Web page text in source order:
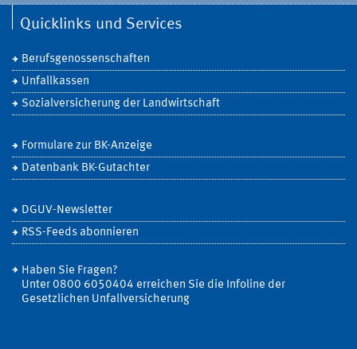
Quicklinks und Services
Berufsgenossenschaften
Unfallkassen
Sozialversicherung der Landwirtschaft
Formulare zur BK-Anzeige
Datenbank BK-Gutachter
DGUV-Newsletter
RSS-Feeds abonnieren
Haben Sie Fragen?
Unter 0800 6050404 erreichen Sie die Infoline der
Gesetzlichen Unfallversicherung